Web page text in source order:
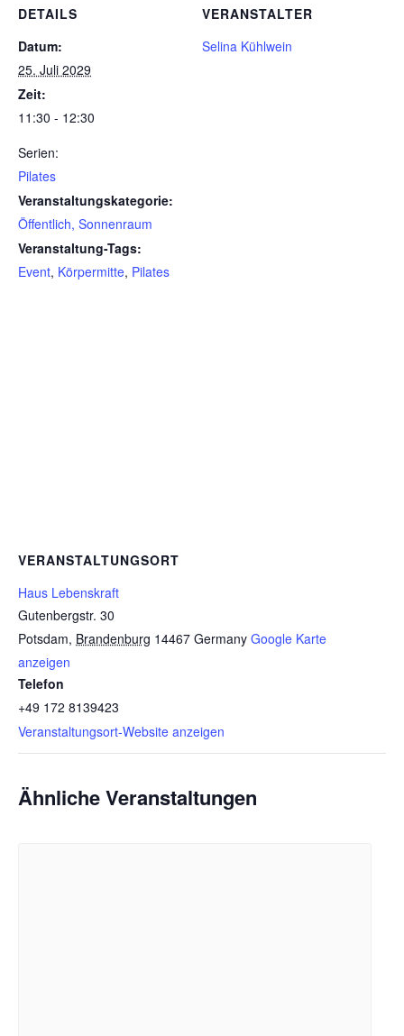
DETAILS
Datum:
25. Juli 2029
Zeit:
11:30 - 12:30
Serien:
Pilates
Veranstaltungskategorie:
Öffentlich, Sonnenraum
Veranstaltung-Tags:
Event, Körpermitte, Pilates
VERANSTALTER
Selina Kühlwein
VERANSTALTUNGSORT
Haus Lebenskraft
Gutenbergstr. 30
Potsdam, Brandenburg 14467 Germany Google Karte
anzeigen
Telefon
+49 172 8139423
Veranstaltungsort-Website anzeigen
Ähnliche Veranstaltungen